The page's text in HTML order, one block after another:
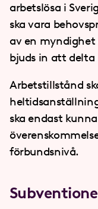
arbetslösa i
ska vara
av en
bjuds in att
Arbetstillstånd
ska endast
förbundsnivå.